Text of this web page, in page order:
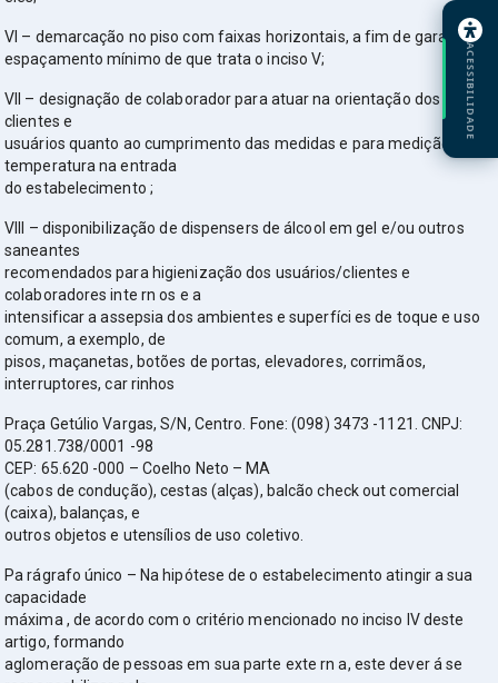
VI – demarcação no piso com faixas horizontais, a fim de garantir o
espaçamento mínimo de que trata o inciso V;
VII – designação de colaborador para atuar na orientação dos
clientes e
usuários quanto ao cumprimento das medidas e para medição de
temperatura na entrada
do estabelecimento ;
VIII – disponibilização de dispensers de álcool em gel e/ou outros
saneantes
recomendados para higienização dos usuários/clientes e
colaboradores inte rn os e a
intensificar a assepsia dos ambientes e superfíci es de toque e uso
comum, a exemplo, de
pisos, maçanetas, botões de portas, elevadores, corrimãos,
interruptores, car rinhos
Praça Getúlio Vargas, S/N, Centro. Fone: (098) 3473 -1121. CNPJ:
05.281.738/0001 -98
CEP: 65.620 -000 – Coelho Neto – MA
(cabos de condução), cestas (alças), balcão check out comercial
(caixa), balanças, e
outros objetos e utensílios de uso coletivo.
Pa rágrafo único – Na hipótese de o estabelecimento atingir a sua
capacidade
máxima , de acordo com o critério mencionado no inciso IV deste
artigo, formando
aglomeração de pessoas em sua parte exte rn a, este dever á se
ACESSIBILIDADE